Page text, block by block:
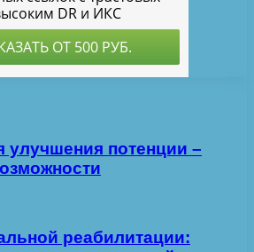
улучшения потенции –
реабилитации: